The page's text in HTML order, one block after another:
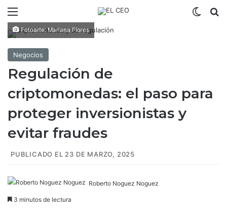
Fotoarte: Mariana Flores
Negocios
Regulación de
criptomonedas: el paso para
proteger inversionistas y
evitar fraudes
PUBLICADO EL 23 DE MARZO, 2025
Roberto Noguez Noguez
3 minutos de lectura